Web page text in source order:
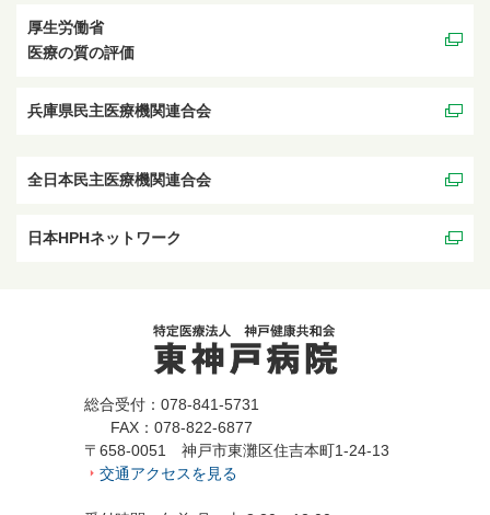
厚生労働省
医療の質の評価
兵庫県民主医療機関連合会
全日本民主医療機関連合会
日本HPHネットワーク
総合受付：078-841-5731
FAX：078-822-6877
〒658-0051 神戸市東灘区住吉本町1-24-13
交通アクセスを見る